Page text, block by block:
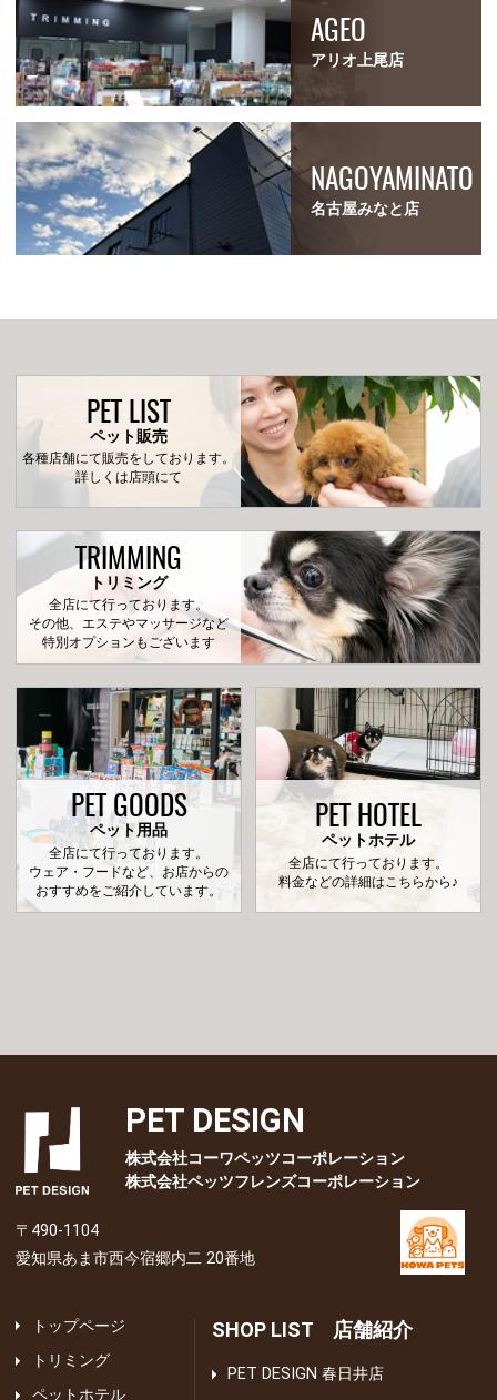
AGEO
アリオ上尾店
NAGOYAMINATO
名古屋みなと店
PET LIST
ペット販売
各種店舗にて販売をしております。
詳しくは店頭にて
TRIMMING
トリミング
全店にて行っております。
その他、エステやマッサージなど
特別オプションもございます
PET GOODS
ペット用品
全店にて行っております。
ウェア・フードなど、お店からの
おすすめをご紹介しています。
PET HOTEL
ペットホテル
全店にて行っております。
料金などの詳細はこちらから♪
PET DESIGN
株式会社コーワペッツコーポレーション
株式会社ペッツフレンズコーポレーション
〒490-1104
愛知県あま市西今宿郷内二 20番地
トップページ
トリミング
ペットホテル
SHOP LIST 店舗紹介
PET DESIGN 春日井店